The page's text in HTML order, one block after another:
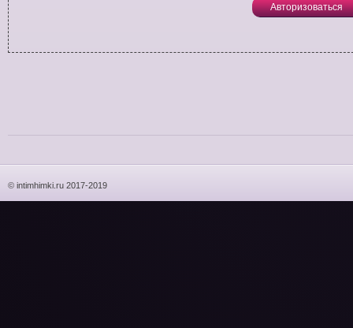
Авторизоваться
© intimhimki.ru 2017-2019